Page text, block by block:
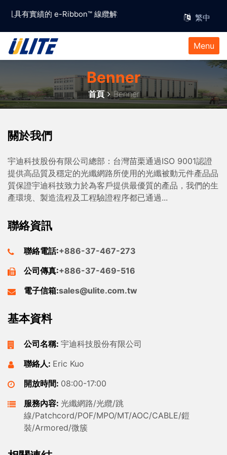
具有實績的 e-Ribbon™ 線纜解決方案供應商
Menu
Benner
首頁 Benner
關於我們
宇迪科技股份有限公司總部：台灣苗栗通過ISO 9001認證
提供高品質及穩定的光纖網路所使用的光纖被動元件產品品
質保證宇迪科技致力於為客戶提供最優質的產品，我們的生
產環境、製造流程及工程驗證程序都已通過...
聯絡資訊
聯絡電話:+886-37-467-273
公司傳真:+886-37-469-516
電子信箱:sales@ulite.com.tw
基本資料
公司名稱: 宇迪科技股份有限公司
聯絡人: Eric Kuo
開放時間: 08:00-17:00
服務內容: 光纖網路/光纜/跳
線/Patchcord/POF/MPO/MT/AOC/CABLE/鎧
裝/Armored/微簇